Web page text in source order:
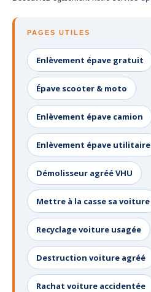
PAGES UTILES
Enlèvement épave gratuit
Épave scooter & moto
Enlèvement épave camion
Enlèvement épave utilitaire
Démolisseur agréé VHU
Mettre à la casse sa voiture
Recyclage voiture usagée
Destruction voiture agréé
Rachat voiture accidentée